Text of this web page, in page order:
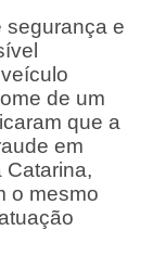
segurança e
de um
que a
em
Catarina,
o mesmo